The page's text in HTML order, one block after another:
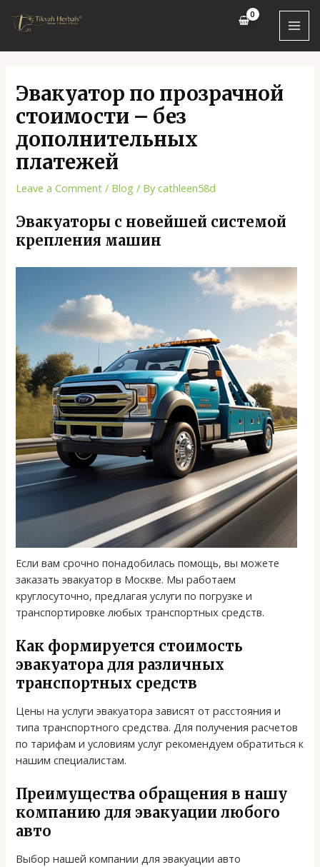
Эвакуатор по прозрачной
стоимости – без
дополнительных
платежей
Leave a Comment / Blog / Bycathleen58d
Эвакуаторы с новейшей системой
крепления машин
Если вам срочно понадобилась помощь, вы можете
заказать эвакуатор в Москве. Мы работаем
круглосуточно, предлагая услуги по погрузке и
транспортировке любых транспортных средств.
Как формируется стоимость
эвакуатора для различных
транспортных средств
Цены на услуги эвакуатора зависят от расстояния и
типа транспортного средства. Для получения расчетов
по тарифам и условиям услуг рекомендуем обратиться к
нашим специалистам.
Преимущества обращения в нашу
компанию для эвакуации любого
авто
Выбор нашей компании для эвакуации авто
navigation